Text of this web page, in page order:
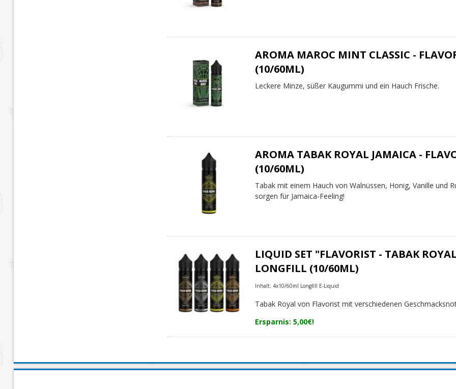
AROMA MAROC MINT CLASSIC -
(10/60ML)
Leckere Minze, süßer Kaugummi und ein Hauch Frische.
AROMA TABAK ROYAL JAMAICA -
(10/60ML)
Tabak mit einem Hauch von Walnüssen, Honig, Vanille und
sorgen für Jamaica-Feeling!
LIQUID SET "FLAVORIST - TABAK
LONGFILL (10/60ML)
Inhalt: 4x10/60ml Longfill E-Liquid
Tabak Royal von Flavorist mit verschiedenen
Ersparnis: 5,00€!